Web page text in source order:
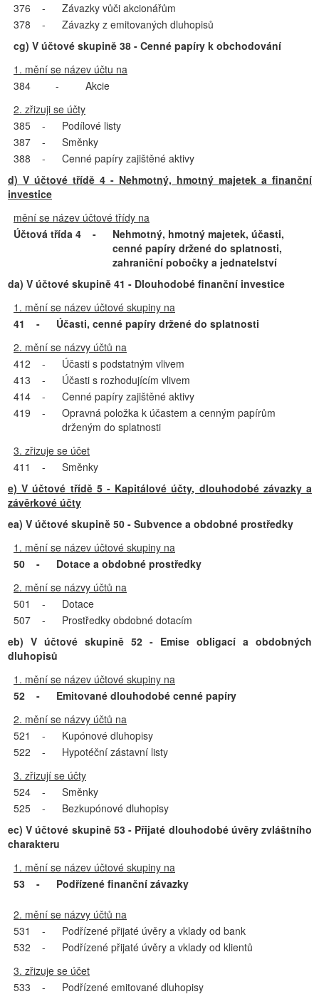
376
-
Závazky vůči akcionářům
378
-
Závazky z emitovaných dluhopisů
cg) V účtové skupině 38 - Cenné papíry k obchodování
1. mění se název účtu na
384
-
Akcie
2. zřizuji se účty
385
-
Podílové listy
387
-
Směnky
388
-
Cenné papíry zajištěné aktivy
d) V účtové třídě 4 - Nehmotný, hmotný majetek a finanční
investice
mění se název účtové třídy na
Účtová třída 4
-
Nehmotný, hmotný majetek, účasti,
cenné papíry držené do splatnosti,
zahraniční pobočky a jednatelství
da) V účtové skupině 41 - Dlouhodobé finanční investice
1. mění se název účtové skupiny na
41
-
Účasti, cenné papíry držené do splatnosti
2. mění se názvy účtů na
412
-
Účasti s podstatným vlivem
413
-
Účasti s rozhodujícím vlivem
414
-
Cenné papíry zajištěné aktivy
419
-
Opravná položka k účastem a cenným papírům
drženým do splatnosti
3. zřizuje se účet
411
-
Směnky
e) V účtové třídě 5 - Kapitálové účty, dlouhodobé závazky a
závěrkové účty
ea) V účtové skupině 50 - Subvence a obdobné prostředky
1. mění se název účtové skupiny na
50
-
Dotace a obdobné prostředky
2. mění se názvy účtů na
501
-
Dotace
507
-
Prostředky obdobné dotacím
eb) V účtové skupině 52 - Emise obligací a obdobných
dluhopisů
1. mění se název účtové skupiny na
52
-
Emitované dlouhodobé cenné papíry
2. mění se názvy účtů na
521
-
Kupónové dluhopisy
522
-
Hypotéční zástavní listy
3. zřizují se účty
524
-
Směnky
525
-
Bezkupónové dluhopisy
ec) V účtové skupině 53 - Přijaté dlouhodobé úvěry zvláštního
charakteru
1. mění se název účtové skupiny na
53
- Podřízené finanční závazky
2. mění se názvy účtů na
531
-
Podřízené přijaté úvěry a vklady od bank
532
-
Podřízené přijaté úvěry a vklady od klientů
3. zřizuje se účet
533
-
Podřízené emitované dluhopisy